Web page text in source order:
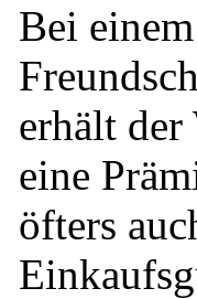
Bei einem
erhält der
eine
öfters